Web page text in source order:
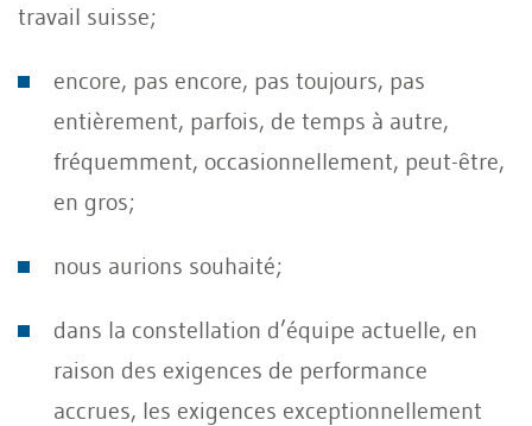
travail suisse;
encore, pas encore, pas toujours, pas
entièrement, parfois, de temps à autre,
fréquemment, occasionnellement, peut-être,
en gros;
nous aurions souhaité;
dans la constellation d’équipe actuelle, en
raison des exigences de performance
accrues, les exigences exceptionnellement